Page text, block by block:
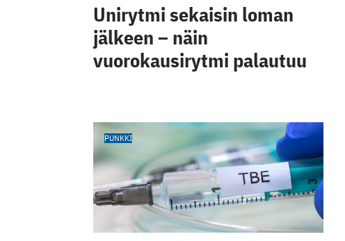
Unirytmi sekaisin loman
jälkeen – näin
vuorokausirytmi palautuu
PUNKKI